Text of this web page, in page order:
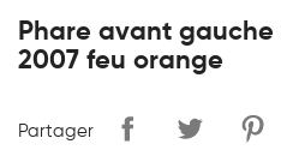
Phare avant
2007 feu orange
Partager